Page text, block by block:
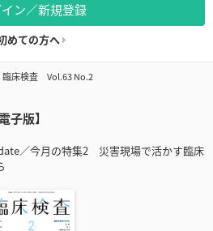
ン／新規登録
めての方へ
臨床検査 Vol.63 No.2
版】
／今月の特集2 災害現場で活かす臨床